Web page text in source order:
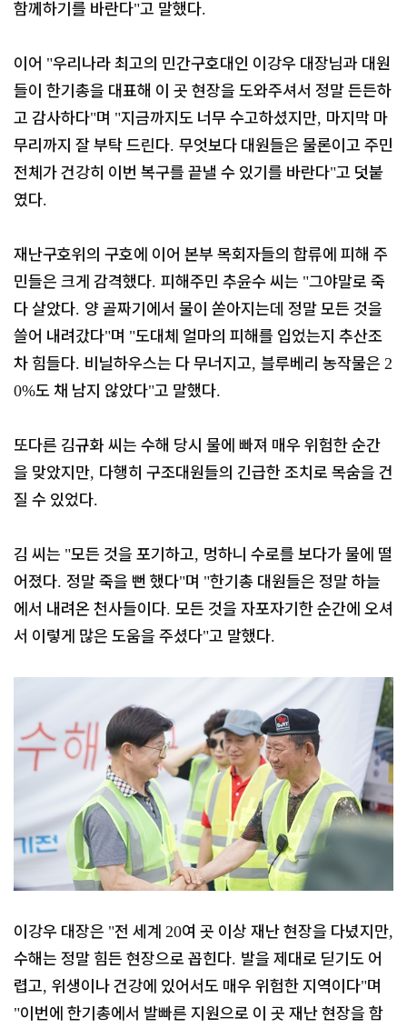
함께하기를 바란다"고 말했다.
이어 "우리나라 최고의 민간구호대인 이강우 대장님과 대원
들이 한기총을 대표해 이 곳 현장을 도와주셔서 정말 든든하
고 감사하다"며 "지금까지도 너무 수고하셨지만, 마지막 마
무리까지 잘 부탁 드린다. 무엇보다 대원들은 물론이고 주민
전체가 건강히 이번 복구를 끝낼 수 있기를 바란다"고 덧붙
였다.
재난구호위의 구호에 이어 본부 목회자들의 합류에 피해 주
민들은 크게 감격했다. 피해주민 추윤수 씨는 "그야말로 죽
다 살았다. 양 골짜기에서 물이 쏟아지는데 정말 모든 것을
쓸어 내려갔다"며 "도대체 얼마의 피해를 입었는지 추산조
차 힘들다. 비닐하우스는 다 무너지고, 블루베리 농작물은 2
0%도 채 남지 않았다"고 말했다.
또다른 김규화 씨는 수해 당시 물에 빠져 매우 위험한 순간
을 맞았지만, 다행히 구조대원들의 긴급한 조치로 목숨을 건
질 수 있었다.
김 씨는 "모든 것을 포기하고, 멍하니 수로를 보다가 물에 떨
어졌다. 정말 죽을 뻔 했다"며 "한기총 대원들은 정말 하늘
에서 내려온 천사들이다. 모든 것을 자포자기한 순간에 오셔
서 이렇게 많은 도움을 주셨다"고 말했다.
이강우 대장은 "전 세계 20여 곳 이상 재난 현장을 다녔지만,
수해는 정말 힘든 현장으로 꼽힌다. 발을 제대로 딛기도 어
렵고, 위생이나 건강에 있어서도 매우 위험한 지역이다"며
"이번에 한기총에서 발빠른 지원으로 이 곳 재난 현장을 함